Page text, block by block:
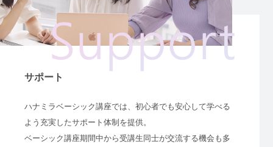
サポート
ハナミラベーシック講座では、初心者でも安心して学べる
よう充実したサポート体制を提供。
ベーシック講座期間中から受講生同士が交流する機会も多